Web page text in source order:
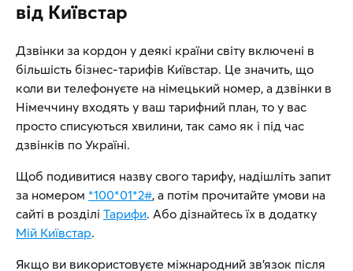
від Київстар
Дзвінки за кордон у деякі країни світу включені в
більшість бізнес-тарифів Київстар. Це значить, що
коли ви телефонуєте на німецький номер, а дзвінки в
Німеччину входять у ваш тарифний план, то у вас
просто списуються хвилини, так само як і під час
дзвінків по Україні.
Щоб подивитися назву свого тарифу, надішліть запит
за номером *100*01*2#, а потім прочитайте умови на
сайті в розділі Тарифи. Або дізнайтесь їх в додатку
Мій Київстар.
Якщо ви використовуєте міжнародний зв’язок після